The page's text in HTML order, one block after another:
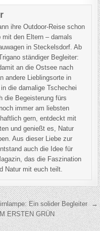
ihre Outdoor-Reise schon
mit den Eltern – damals
in Steckelsdorf. Ab
ständiger Begleiter:
an die Ostsee nach
andere Lieblingsorte in
die damalige Tschechei
die Begeisterung fürs
immer am liebsten
gern, entdeckt mit
und genießt es, Natur
Aus dieser Liebe zur
auch die Idee für
das die Faszination
Natur mit euch teilt.
Ein solider Begleiter →
ERSTEN GRÜN